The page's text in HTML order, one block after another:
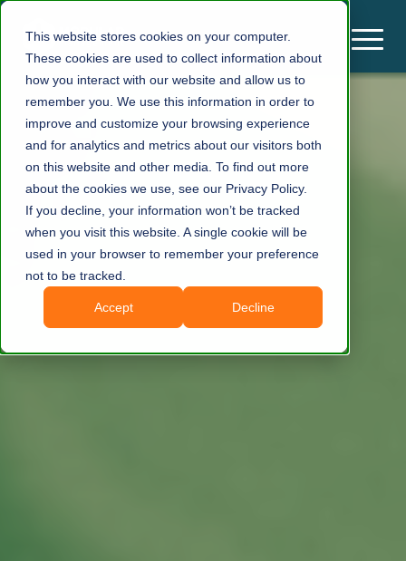
This website stores cookies on your computer.
These cookies are used to collect information about
how you interact with our website and allow us to
remember you. We use this information in order to
improve and customize your browsing experience
and for analytics and metrics about our visitors both
on this website and other media. To find out more
about the cookies we use, see our Privacy Policy.
If you decline, your information won’t be tracked
when you visit this website. A single cookie will be
used in your browser to remember your preference
not to be tracked.
Accept Decline